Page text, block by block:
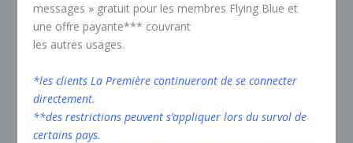
messages » gratuit pour les membres Flying Blue et
une offre payante*** couvrant
les autres usages.
*les clients La Première continueront de se connecter
directement.
**des restrictions peuvent s’appliquer lors du survol de
certains pays.